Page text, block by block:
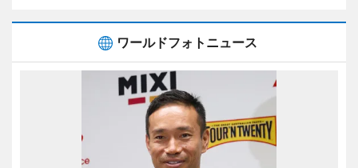
ワールドフォトニュース